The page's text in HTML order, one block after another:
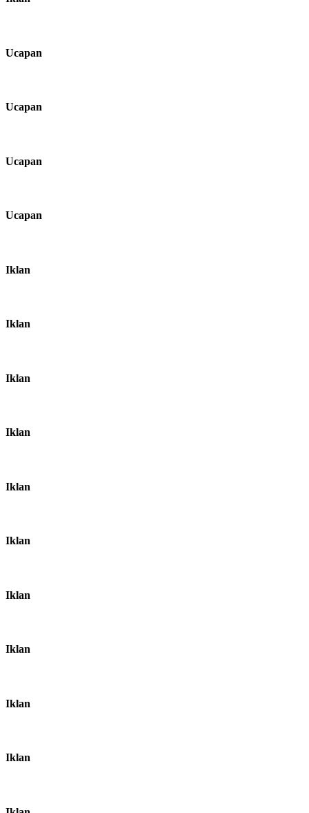
Ucapan
Ucapan
Ucapan
Ucapan
Iklan
Iklan
Iklan
Iklan
Iklan
Iklan
Iklan
Iklan
Iklan
Iklan